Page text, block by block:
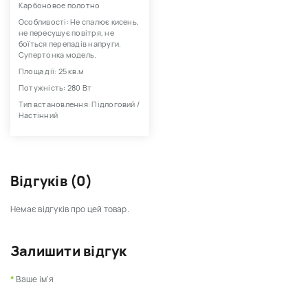
Карбоновое полотно
Особливості: Не спалює кисень,
не пересушує повітря, не
боїться перепадів напруги.
Супертонка модель.
Площа дії: 25 кв.м
Потужність: 280 Вт
Тип встановлення: Підлоговий /
Настінний
Відгуків (0)
Немає відгуків про цей товар.
Залишити відгук
Ваше ім'я